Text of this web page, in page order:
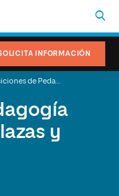
INFORMACIÓN
y